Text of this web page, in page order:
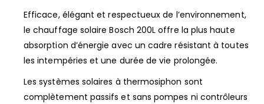
Efficace, élégant et respectueux de l’environnement,
le chauffage solaire Bosch 200L offre la plus haute
absorption d’énergie avec un cadre résistant à toutes
les intempéries et une durée de vie prolongée.
Les systèmes solaires à thermosiphon sont
complètement passifs et sans pompes ni contrôleurs